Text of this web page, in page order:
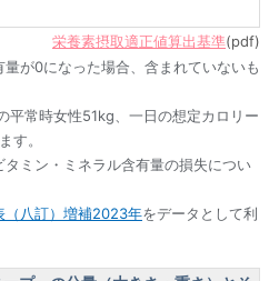
栄養素摂取適正値算出基準(pdf)
が0になった場合、含まれていないも
平常時女性51kg、一日の想定カロリー
す。
ミン・ミネラル含有量の損失につい
（八訂）増補2023年をデータとして利